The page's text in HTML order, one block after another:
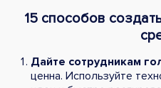
15 способов
Дайте сотрудникам
ценна. Используйте